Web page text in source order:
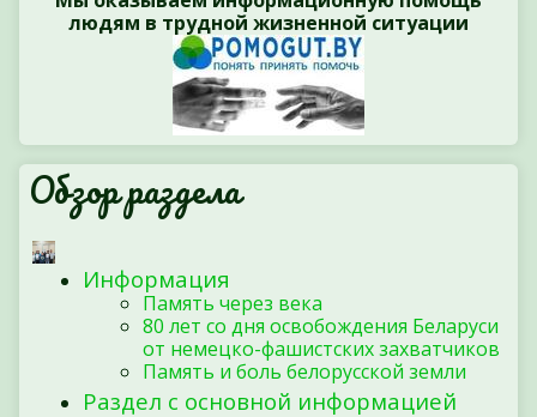
людям в трудной жизненной ситуации
Обзор раздела
Информация
Память через века
80 лет со дня освобождения Беларуси
от немецко-фашистских захватчиков
Память и боль белорусской земли
Раздел с основной информацией